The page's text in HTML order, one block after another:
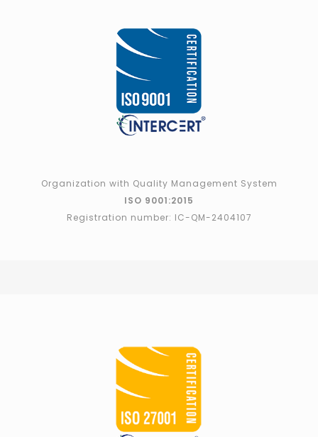
Organization with Quality Management System
ISO 9001:2015
Registration number: IC-QM-2404107